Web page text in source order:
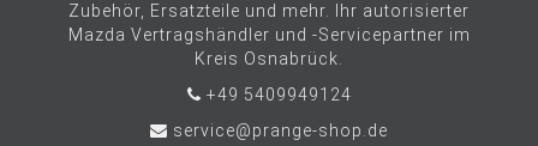
Zubehör, Ersatzteile und mehr. Ihr autorisierter
Mazda Vertragshändler und -Servicepartner im
Kreis Osnabrück.
+49 5409949124
service@prange-shop.de